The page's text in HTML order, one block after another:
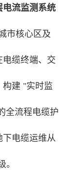
电流监测系统
市核心区及
缆终端、交
构建 "实时监
全流程电缆护
电缆运维从
。